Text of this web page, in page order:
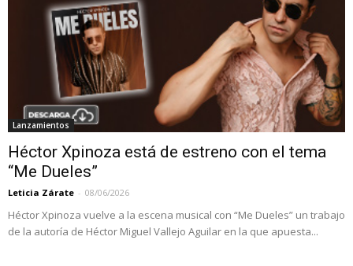
Lanzamientos
Héctor Xpinoza está de estreno con el tema
“Me Dueles”
Leticia Zárate - 08/06/2026
Héctor Xpinoza vuelve a la escena musical con “Me Dueles” un trabajo
de la autoría de Héctor Miguel Vallejo Aguilar en la que apuesta...